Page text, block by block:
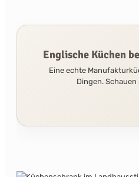
Englische Küchen
Eine echte
Dingen. Schauen